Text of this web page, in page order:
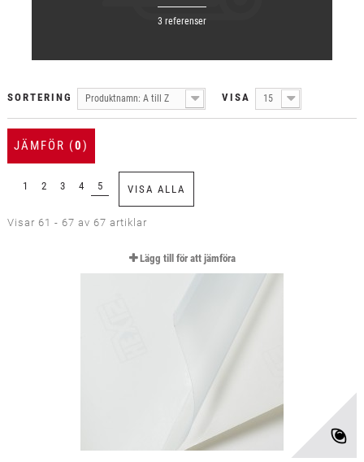
3 referenser
SORTERING Produktnamn: A till Z VISA 15
JÄMFÖR (0)
VISA ALLA
1 2 3 4 5
Visar 61 - 67 av 67 artiklar
Lägg till för att jämföra